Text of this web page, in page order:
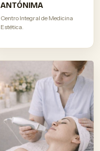
ANTÓNIMA
Centro Integral de Medicina
Estética.